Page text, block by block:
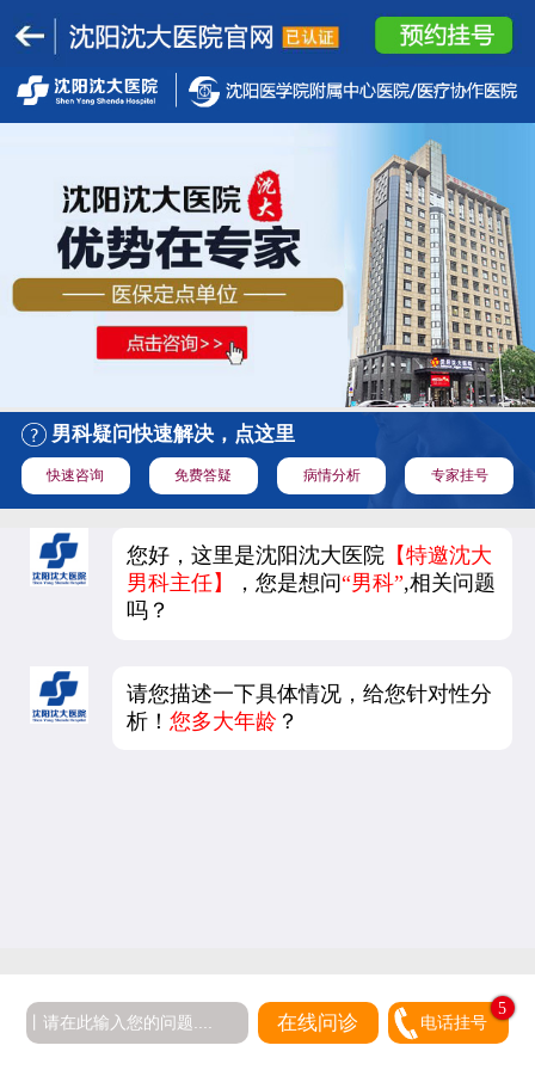
男科疑问快速解决，点这里
快速咨询 免费答疑 病情分析 专家挂号
您好，这里是沈阳沈大医院【特邀沈大
男科主任】
，您是想问“男科”,相关问题
吗？
请您描述一下具体情况，给您针对性分
析！ 您多大年龄 ？
在线问诊 电话挂号
5